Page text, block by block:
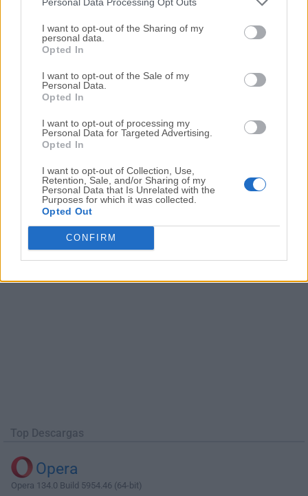
I want to opt-out of the Sharing of my
personal data.
Opted In
I want to opt-out of the Sale of my
Personal Data.
Opted In
I want to opt-out of processing my
Personal Data for Targeted Advertising.
Opted In
I want to opt-out of Collection, Use,
Retention, Sale, and/or Sharing of my
Personal Data that Is Unrelated with the
Purposes for which it was collected.
Opted Out
CONFIRM
GameMaker Studio 2022.6.1.26
Fecha Publicado: 29 jul.. 2022 (hace 4 años)
GameMaker Studio 2.3.7 Build 606
Fecha Publicado: 10 dic.. 2021 (hace 5 años)
GameMaker Studio 2.3.7 Build 603
Fecha Publicado: 26 nov.. 2021 (hace 5 años)
1 2 3
Top Descargas
Opera
Opera 134.0 Build 5954.46 (64-bit)